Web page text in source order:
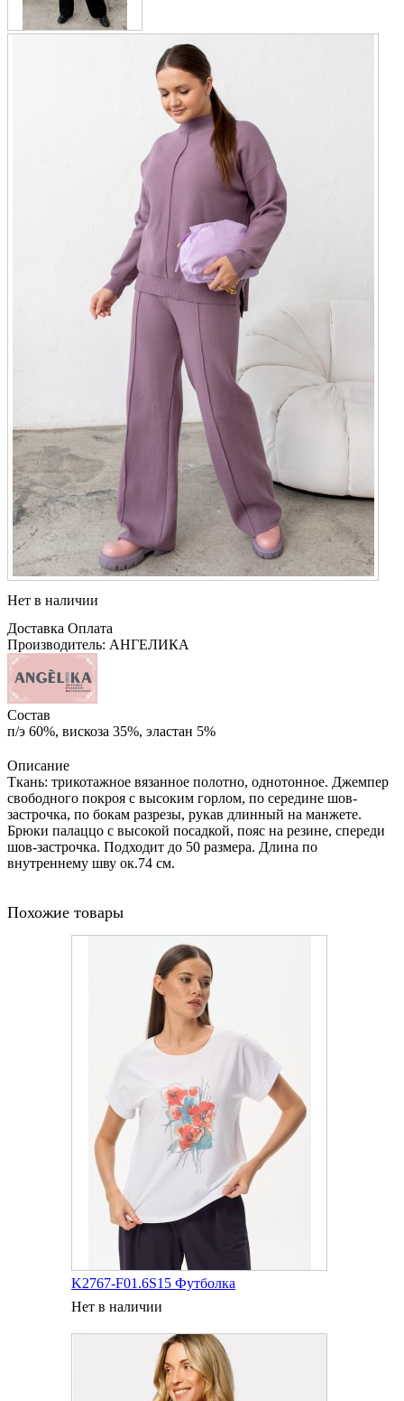
Нет в наличии
Доставка Оплата
Производитель: АНГЕЛИКА
Состав
п/э 60%, вискоза 35%, эластан 5%
Описание
Ткань: трикотажное вязанное полотно, однотонное. Джемпер
свободного покроя с высоким горлом, по середине шов-
застрочка, по бокам разрезы, рукав длинный на манжете.
Брюки палаццо с высокой посадкой, пояс на резине, спереди
шов-застрочка. Подходит до 50 размера. Длина по
внутреннему шву ок.74 см.
Похожие товары
K2767-F01.6S15 Футболка
Нет в наличии